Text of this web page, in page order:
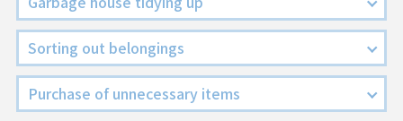
Sorting out belongings
Purchase of unnecessary items